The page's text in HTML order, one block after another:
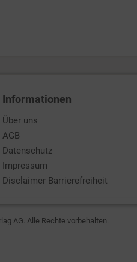
Informationen
Über uns
AGB
Datenschutz
Impressum
Disclaimer Barrierefreiheit
AG. Alle Rechte vorbehalten.